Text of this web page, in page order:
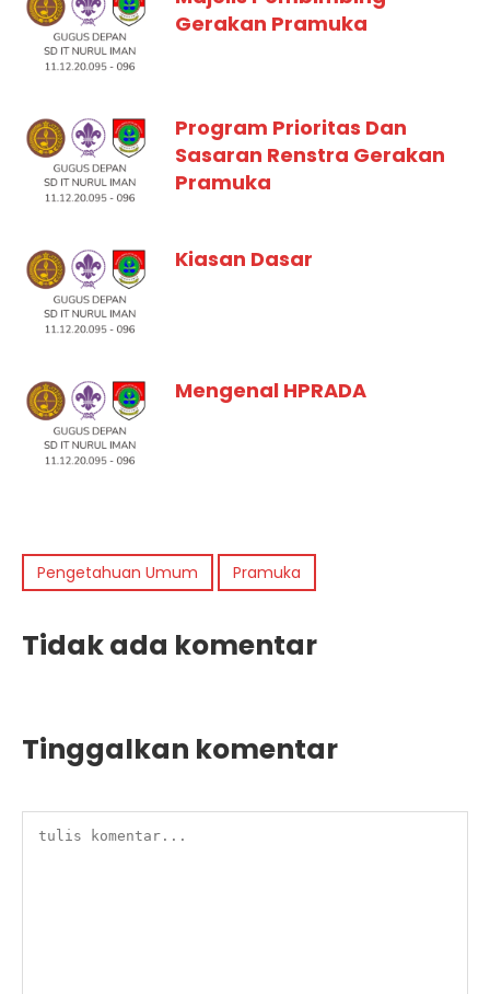
Gerakan Pramuka
Program Prioritas Dan
Sasaran Renstra Gerakan
Pramuka
Kiasan Dasar
Mengenal HPRADA
Pengetahuan Umum Pramuka
Tidak ada komentar
Tinggalkan komentar